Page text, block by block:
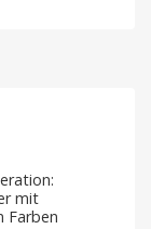
mit
Farben